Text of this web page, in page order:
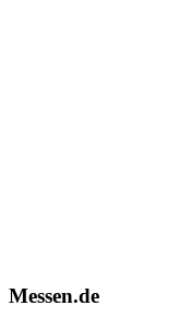
Messen.de